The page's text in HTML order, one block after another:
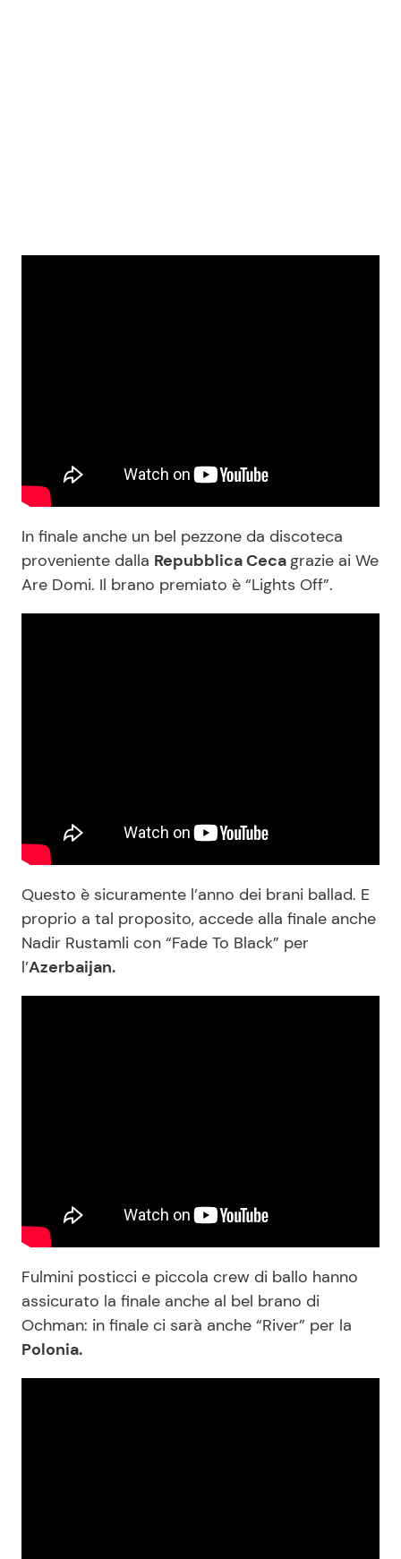
In finale anche un bel pezzone da discoteca
proveniente dalla Repubblica Cecagrazie ai We
Are Domi. Il brano premiato è “Lights Off”.
Questo è sicuramente l’anno dei brani ballad. E
proprio a tal proposito, accede alla finale anche
Nadir Rustamli con “Fade To Black” per
l’Azerbaijan.
Fulmini posticci e piccola crew di ballo hanno
assicurato la finale anche al bel brano di
Ochman: in finale ci sarà anche “River” per la
Polonia.